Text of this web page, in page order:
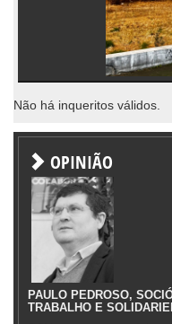
Não há inqueritos válidos.
OPINIÃO
PAULO PEDROSO,
TRABALHO E